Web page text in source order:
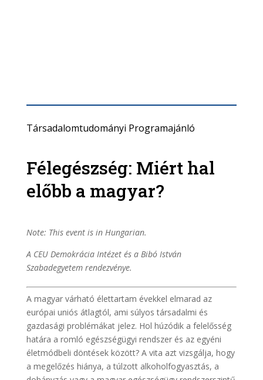
Társadalomtudományi Programajánló
Félegészség: Miért hal
előbb a magyar?
Note: This event is in Hungarian.
A CEU Demokrácia Intézet és a Bibó István
Szabadegyetem rendezvénye.
A magyar várható élettartam évekkel elmarad az
európai uniós átlagtól, ami súlyos társadalmi és
gazdasági problémákat jelez. Hol húzódik a felelősség
határa a romló egészségügyi rendszer és az egyéni
életmódbeli döntések között? A vita azt vizsgálja, hogy
a megelőzés hiánya, a túlzott alkoholfogyasztás, a